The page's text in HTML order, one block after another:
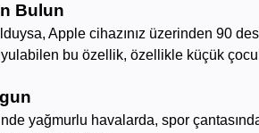
Bulun
Apple cihazınız üzerinden 90
bu özellik, özellikle küçük
yağmurlu havalarda, spor